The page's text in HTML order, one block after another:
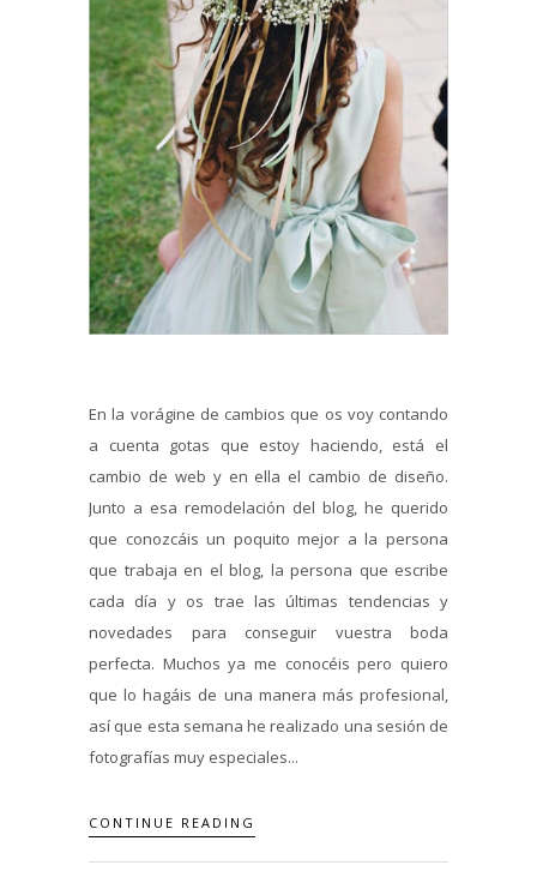
En la vorágine de cambios que os voy contando
a cuenta gotas que estoy haciendo, está el
cambio de web y en ella el cambio de diseño.
Junto a esa remodelación del blog, he querido
que conozcáis un poquito mejor a la persona
que trabaja en el blog, la persona que escribe
cada día y os trae las últimas tendencias y
novedades para conseguir vuestra boda
perfecta. Muchos ya me conocéis pero quiero
que lo hagáis de una manera más profesional,
así que esta semana he realizado una sesión de
fotografías muy especiales...
CONTINUE READING